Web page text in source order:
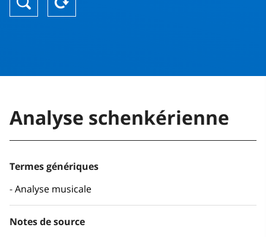
Analyse schenkérienne
Termes génériques
Analyse musicale
Notes de source